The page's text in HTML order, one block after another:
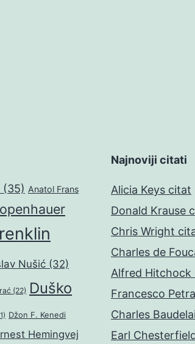
(35) Anatol Frans
Nušić (32)
(22) Duško
Džon F. Kenedi
Hemingvej
Najnoviji citati
Alicia Keys citat
Donald Krause
Chris Wright
Charles de
Alfred Hitchock
Francesco
Charles
Earl